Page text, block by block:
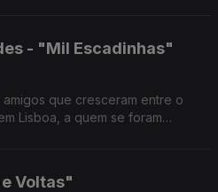
- "Mil Escadinhas"
que cresceram entre o
Lisboa, a quem se foram
Voltas"